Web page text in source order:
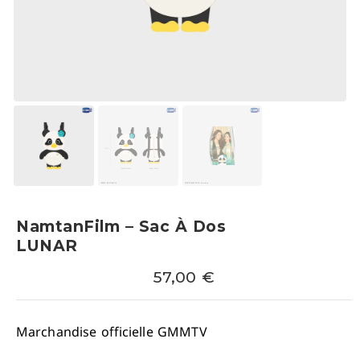
NamtanFilm – Sac À Dos
LUNAR
57,00 €
Marchandise officielle GMMTV